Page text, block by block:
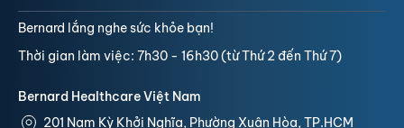
Bernard Healthcare Việt Nam
201 Nam Kỳ Khởi Nghĩa, Phường Xuân Hòa, TP.HCM
Bernard lắng nghe sức khỏe bạn!
Thời gian làm việc: 7h30 - 16h30 (từ Thứ 2 đến Thứ 7)